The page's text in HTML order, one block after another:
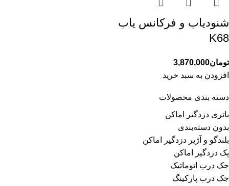
دسته بندی محصولات
باتری دزدگیر اماکن
بدون دسته‌بندی
بلندگو و آژیر دزدگیر اماکن
پک دزدگیر اماکن
جک درب اتوماتیک
جک درب پارکینگ
شنودیاب و فرکانس یاب
K68
تومان3,870,000
افزودن به سبد خرید